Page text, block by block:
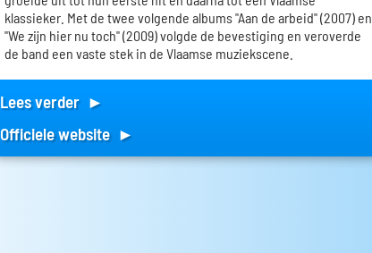
klassieker. Met de twee volgende albums "Aan de arbeid" (2007) en
"We zijn hier nu toch" (2009) volgde de bevestiging en veroverde
de band een vaste stek in de Vlaamse muziekscene.
Lees verder ►
Officiele website ►